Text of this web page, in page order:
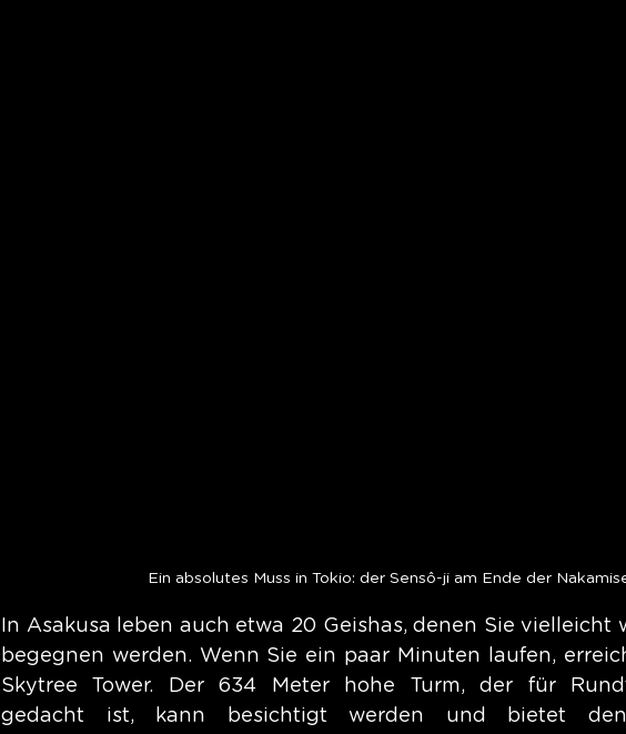
Ein absolutes Muss in Tokio: der Sensô-ji am Ende der
In Asakusa leben auch etwa 20 Geishas, denen Sie vielleicht
begegnen werden. Wenn Sie ein paar Minuten laufen,
Skytree Tower. Der 634 Meter hohe Turm, der für
gedacht ist, kann besichtigt werden und bietet den